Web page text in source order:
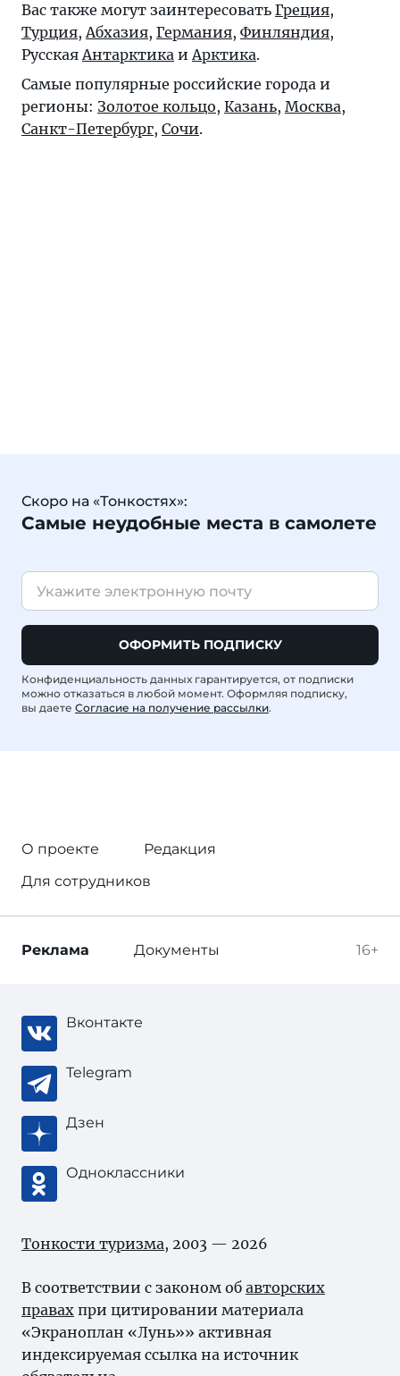
Вас также могут заинтересовать Греция,
Турция,Абхазия, Германия, Финляндия,
РусскаяАнтарктика иАрктика.
Самые популярные российские города и
регионы: Золотое кольцо, Казань, Москва,
Санкт-Петербург, Сочи.
Скоро на «Тонкостях»:
Самые неудобные места в самолете
ОФОРМИТЬ ПОДПИСКУ
Конфиденциальность данных гарантируется, от подписки
можно отказаться в любой момент. Оформляя подписку,
вы даете Согласие на получение рассылки.
О проекте
Редакция
Для сотрудников
16+
Реклама Документы
Вконтакте
Telegram
Дзен
Одноклассники
Тонкости туризма, 2003 — 2026
В соответствии с законом об авторских
правах при цитировании материала
«Экраноплан «Лунь»» активная
индексируемая ссылка на источник